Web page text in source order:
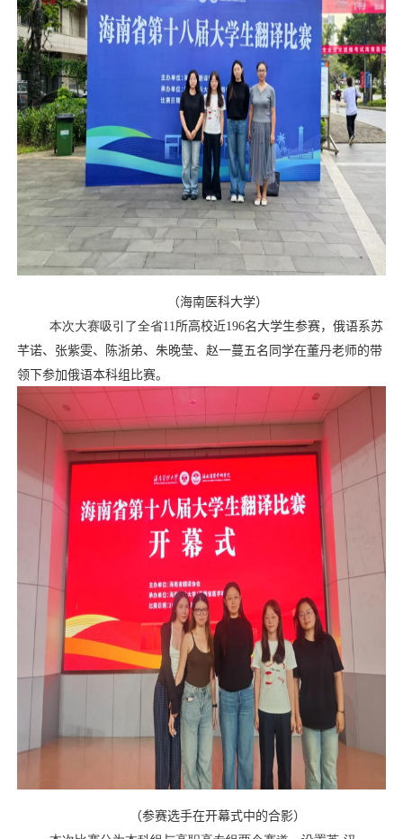
（海南医科大学）
本次大赛吸引了全省11所高校近196名大学生参赛，俄语系苏
芊诺、张紫雯、陈浙弟、朱晚莹、赵一蔓五名同学在董丹老师的带
领下参加俄语本科组比赛。
（参赛选手在开幕式中的合影）